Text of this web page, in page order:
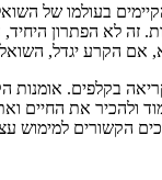
בעולמו של
לא הפתרון
אם הקרע יגדל,
בקלפים.
הקשורים למימוש